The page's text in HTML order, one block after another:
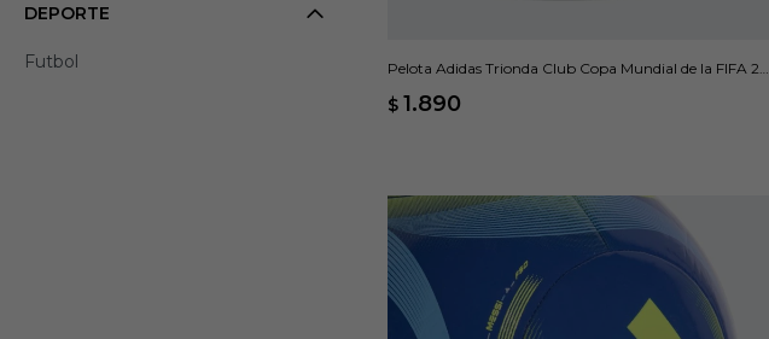
Pelota Adidas Trionda Club Copa Mundial de la FIFA 26
$ 1.890
DEPORTE
Futbol